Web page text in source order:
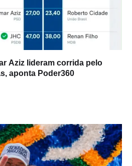
Aziz lideram corrida pelo
aponta Poder360